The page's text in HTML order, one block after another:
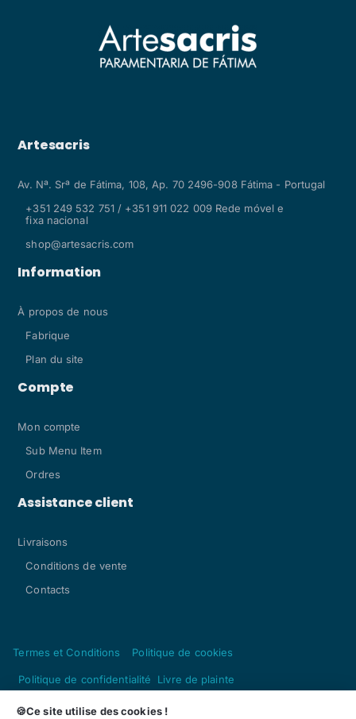
🍪Ce site utilise des cookies !
Artesacris
Av. Nª. Srª de Fátima, 108, Ap. 70 2496-908 Fátima - Portugal
+351 249 532 751 / +351 911 022 009 Rede móvel e
fixa nacional
shop@artesacris.com
Information
À propos de nous
Fabrique
Plan du site
Compte
Mon compte
Sub Menu Item
Ordres
Assistance client
Livraisons
Conditions de vente
Contacts
Termes et Conditions Politique de cookies
Politique de confidentialité
Livre de plainte
reativa.pt